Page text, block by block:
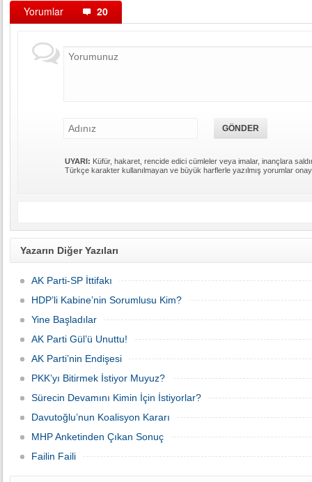
Yorumlar 20
UYARI: Küfür, hakaret, rencide edici cümleler veya imalar, inançlara
Türkçe karakter kullanılmayan ve büyük harflerle yazılmış yorumlar
Yazarın Diğer Yazıları
AK Parti-SP İttifakı
HDP’li Kabine’nin Sorumlusu Kim?
Yine Başladılar
AK Parti Gül’ü Unuttu!
AK Parti’nin Endişesi
PKK’yı Bitirmek İstiyor Muyuz?
Sürecin Devamını Kimin İçin İstiyorlar?
Davutoğlu’nun Koalisyon Kararı
MHP Anketinden Çıkan Sonuç
Failin Faili